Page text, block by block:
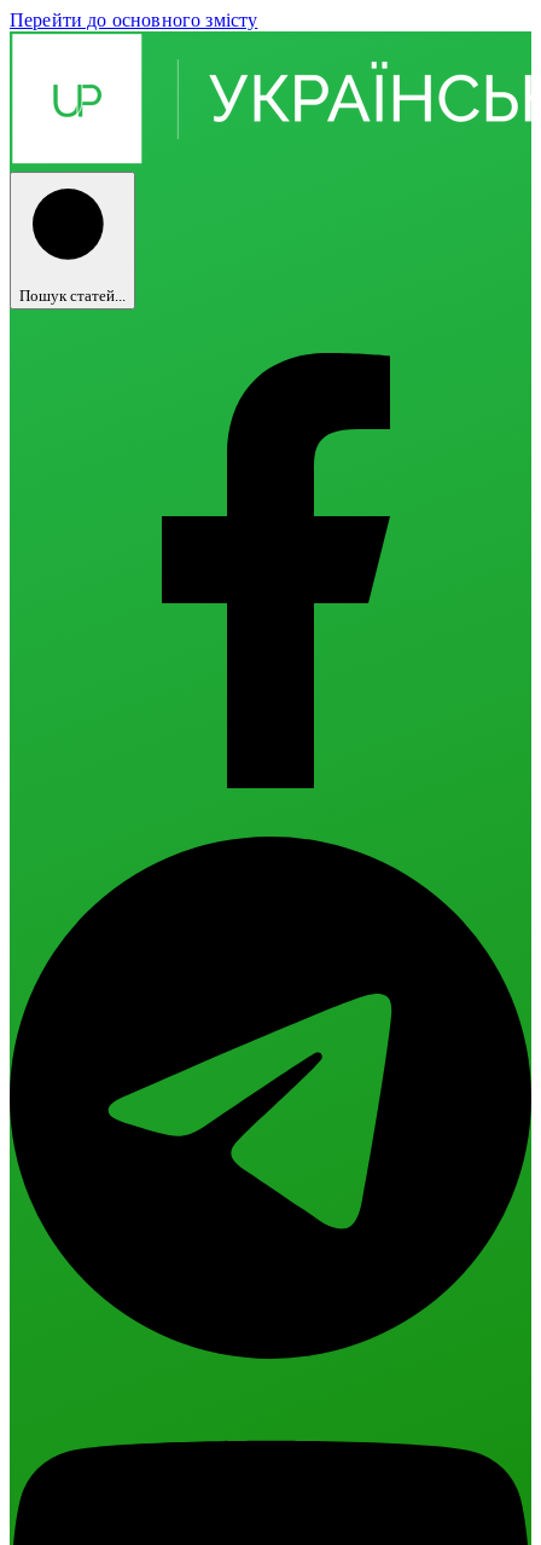
Перейти до основного змісту
Пошук статей...